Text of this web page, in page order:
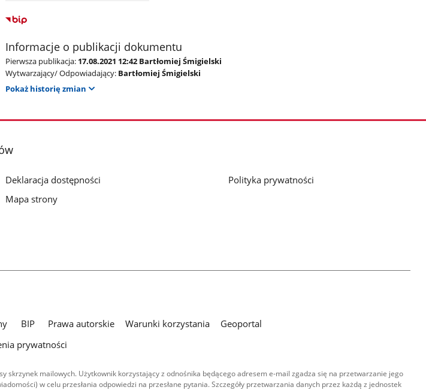
Informacje o publikacji dokumentu
Pierwsza publikacja: 17.08.2021 12:42 Bartłomiej Śmigielski
Wytwarzający/ Odpowiadający: Bartłomiej Śmigielski
Pokaż historię zmian
Deklaracja dostępności
Mapa strony
Polityka prywatności
BIP Prawa autorskie Warunki korzystania
Geoportal
prywatności
skrzynek mailowych. Użytkownik korzystający z odnośnika będącego adresem e-mail zgadza się na przetwarzanie jego
w celu przesłania odpowiedzi na przesłane pytania. Szczegóły przetwarzania danych przez każdą z jednostek